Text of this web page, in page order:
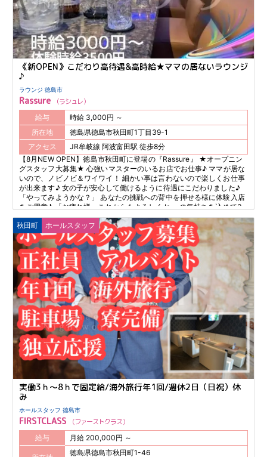
《新OPEN》こだわり高待遇&高時給★ママの居ないラウンジ
♪
ラウンジ 徳島市
Rassure ラシュレ
給与
時給 3,000円 ～
所在地
徳島県徳島市秋田町1丁目39-1
アクセス
JR牟岐線 阿波富田駅 徒歩8分
【8月NEW OPEN】徳島市秋田町に登場の『Rassure』 ★オープニン
グスタッフ大募集★ 心強いマスターのいるお店でお仕事♪ ママが居な
いので、ノビノビ＆ワイワイ！ 細かい事は言わないので楽しくお仕事
が出来ます♪ 女の子が安心して働けるように待遇にこだわりました♪
「やってみようかな？」 あなたの挑戦への背中を押せる様に体験入店
をご用意♪ 「お疲れ様・これからもよろしくね」 の気持ちを込めて3
ヵ月毎に時給を見直します♪
秋田町
ホールスタッフ
実働3ｈ～8ｈで固定給/海外旅行年1回/週休2日（日祝）休
み
ホールスタッフ 徳島市
FIRSTCLASS ファーストクラス
給与 月給 200,000円 ～
徳島県徳島市秋田町1-46